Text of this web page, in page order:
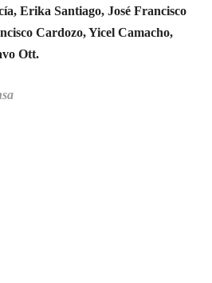
Erika Santiago, José Francisco
Cardozo, Yicel Camacho,
Ott.